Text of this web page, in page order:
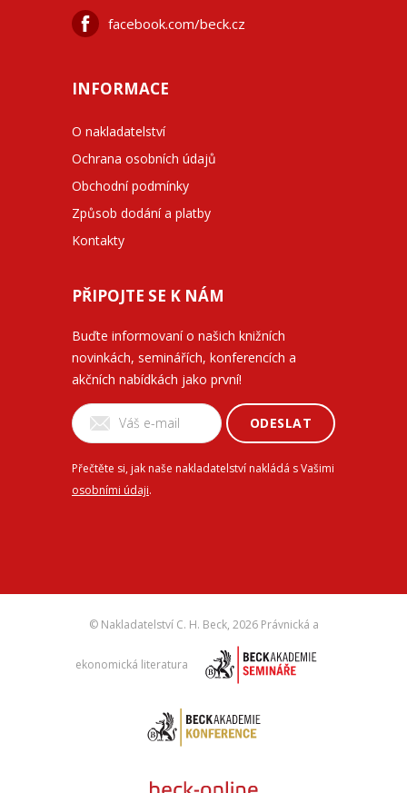
facebook.com/beck.cz
INFORMACE
O nakladatelství
Ochrana osobních údajů
Obchodní podmínky
Způsob dodání a platby
Kontakty
PŘIPOJTE SE K NÁM
Buďte informovaní o našich knižních
novinkách, seminářích, konferencích a
akčních nabídkách jako první!
ODESLAT
Přečtěte si, jak naše nakladatelství nakládá s Vašimi
osobními údaji.
© Nakladatelství C. H. Beck, 2026 Právnická a
ekonomická literatura